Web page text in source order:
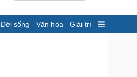
Đời sống Văn hóa Giải trí